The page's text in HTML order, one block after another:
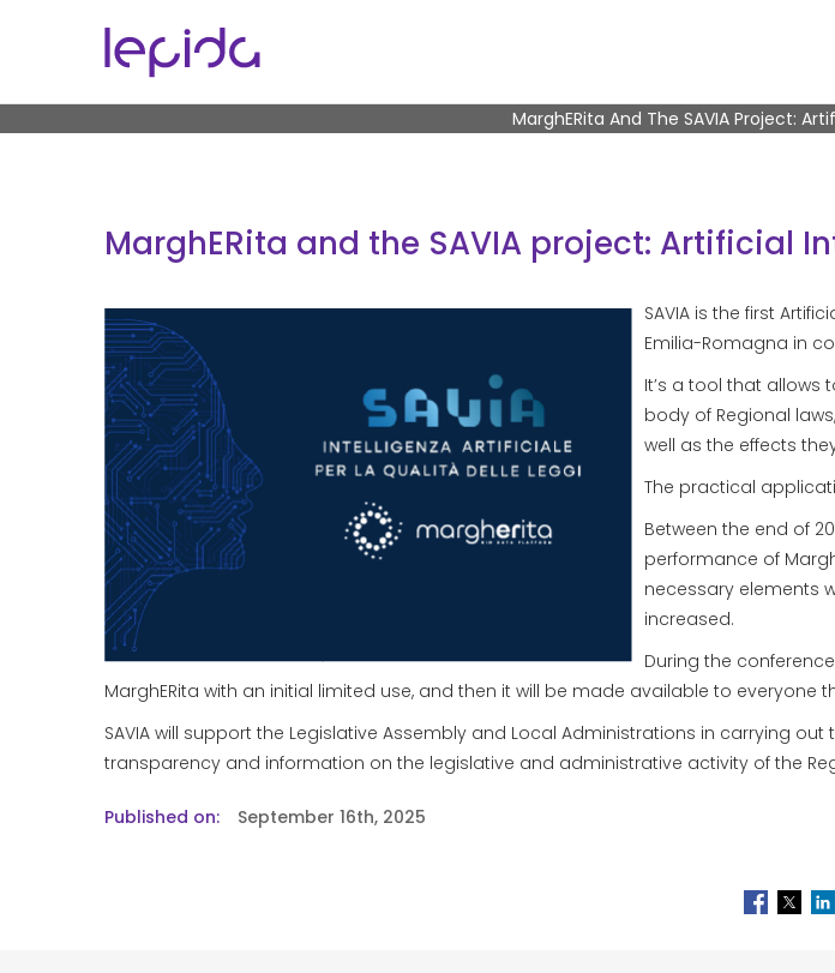
Breadcrumb
MarghERita And The SAVIA Project:
MarghERita and the SAVIA project: Artificial
SAVIA is the first
Emilia-Romagna in
It’s a tool that
body of Regional
well as the effects
The practical
Between the end of
performance of
necessary elements
increased.
During the
MarghERita with an initial limited use, and then it will be made available to everyone
SAVIA will support the Legislative Assembly and Local Administrations in carrying
transparency and information on the legislative and administrative activity of the
Published on September 16th, 2025